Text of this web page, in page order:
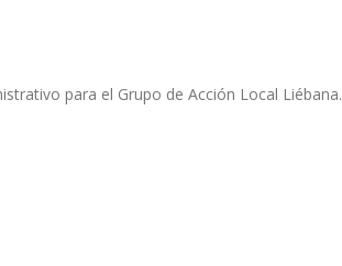
para el Grupo de Acción Local Liébana.